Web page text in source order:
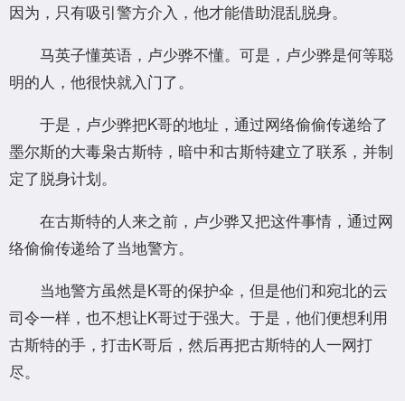
因为，只有吸引警方介入，他才能借助混乱脱身。
马英子懂英语，卢少骅不懂。可是，卢少骅是何等聪
明的人，他很快就入门了。
于是，卢少骅把K哥的地址，通过网络偷偷传递给了
墨尔斯的大毒枭古斯特，暗中和古斯特建立了联系，并制
定了脱身计划。
在古斯特的人来之前，卢少骅又把这件事情，通过网
络偷偷传递给了当地警方。
当地警方虽然是K哥的保护伞，但是他们和宛北的云
司令一样，也不想让K哥过于强大。于是，他们便想利用
古斯特的手，打击K哥后，然后再把古斯特的人一网打
尽。